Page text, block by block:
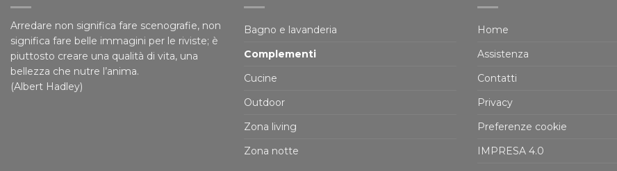
Arredare non significa fare scenografie, non
significa fare belle immagini per le riviste; è
piuttosto creare una qualità di vita, una
bellezza che nutre l’anima.
(Albert Hadley)
Bagno e lavanderia
Complementi
Cucine
Outdoor
Zona living
Zona notte
Home
Assistenza
Contatti
Privacy
Preferenze cookie
IMPRESA 4.0